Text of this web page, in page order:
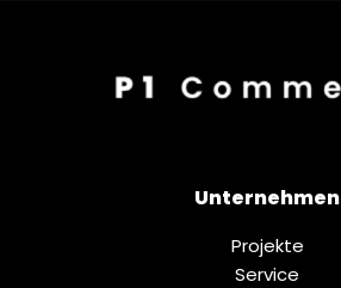
Unternehmen
Projekte
Service